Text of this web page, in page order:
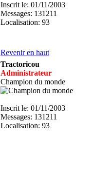
Inscrit le: 01/11/2003
Messages: 131211
Localisation: 93
Revenir en haut
Tractoricou
Administrateur
Champion du monde
Inscrit le: 01/11/2003
Messages: 131211
Localisation: 93